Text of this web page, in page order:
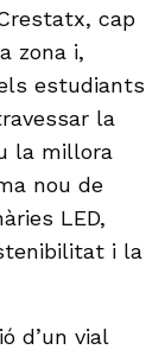
cap
zona i,
estudiants
la
la millora
nou de
LED,
i la
d’un vial